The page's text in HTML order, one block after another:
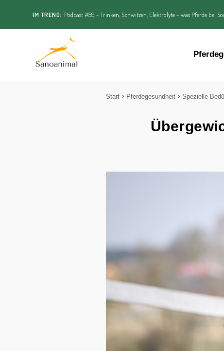
IM TREND: Podcast #59 - Trinken, Schwitzen, Elektrolyte – was Pferde bei
Start Pferdegesundheit Spezielle